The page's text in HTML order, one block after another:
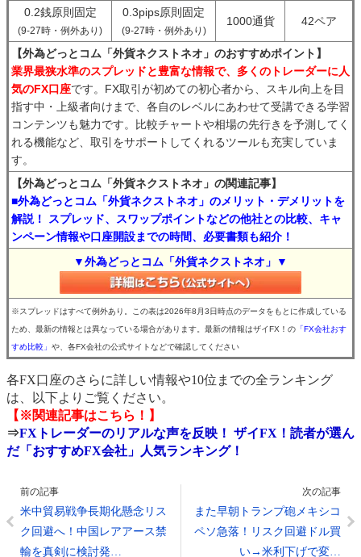
0.2銭原則固定
(9-27時・例外あり)
0.3pips原則固定
(9-27時・例外あり)
1000通貨 42ペア
【外為どっとコム「外貨ネクストネオ」のおすすめポイント】
業界最狭水準のスプレッドと豊富な情報で、多くのトレーダーに人
気のFX口座です。FX取引が初めての初心者から、スキル向上を目
指す中・上級者向けまで、各自のレベルにあわせて受講できる学習
コンテンツも魅力です。比較チャートや相場の先行きを予測してく
れる機能など、取引をサポートしてくれるツールも充実していま
す。
【外為どっとコム「外貨ネクストネオ」の関連記事】
■外為どっとコム「外貨ネクストネオ」のメリット・デメリットを
解説！ スプレッド、スワップポイントなどの他社との比較、キャ
ンペーン情報や口座開設までの時間、必要書類も紹介！
▼外為どっとコム「外貨ネクストネオ」▼
※スプレッドはすべて例外あり。この表は2026年8月3日時点のデータをもとに作成している
ため、最新の情報とは異なっている場合があります。最新の情報はザイFX！の 「FX会社おす
すめ比較」 や、各FX会社の公式サイトなどで確認してください
各FX口座のさらに詳しい情報や10位までの全ランキング
は、以下よりご覧ください。
【※関連記事はこちら！】
⇒FXトレーダーのリアルな声を反映！ ザイFX！読者が選ん
だ「おすすめFX会社」人気ランキング！
前の記事
米中貿易戦争長期化懸念リス
ク回避へ！中国レアアース禁
輸を真剣に検討発…
次の記事
また早朝トランプ砲メキシコ
ペソ急落！リスク回避ドル買
い→米利下げで変…